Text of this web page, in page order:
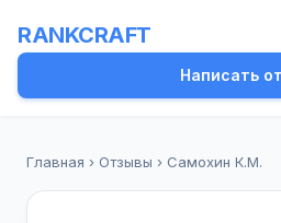
RANKCRAFT
Написать
Главная › Отзывы › Самохин К.М.